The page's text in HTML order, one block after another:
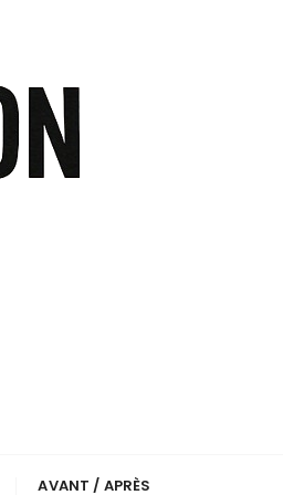
AVANT / APRÈS